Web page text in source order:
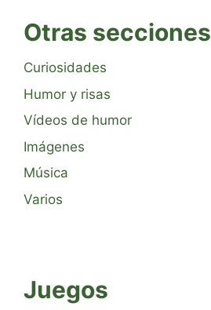
Otras secciones
Curiosidades
Humor y risas
Vídeos de humor
Imágenes
Música
Varios
Juegos